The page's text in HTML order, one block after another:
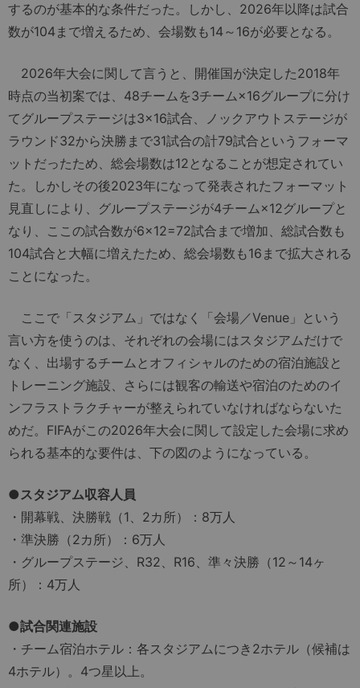
するのが基本的な条件だった。しかし、2026年以降は試合
数が104まで増えるため、会場数も14～16が必要となる。
2026年大会に関して言うと、開催国が決定した2018年
時点の当初案では、48チームを3チーム×16グループに分け
てグループステージは3×16試合、ノックアウトステージが
ラウンド32から決勝まで31試合の計79試合というフォーマ
ットだったため、総会場数は12となることが想定されてい
た。しかしその後2023年になって発表されたフォーマット
見直しにより、グループステージが4チーム×12グループと
なり、ここの試合数が6×12=72試合まで増加、総試合数も
104試合と大幅に増えたため、総会場数も16まで拡大される
ことになった。
ここで「スタジアム」ではなく「会場／Venue」という
言い方を使うのは、それぞれの会場にはスタジアムだけで
なく、出場するチームとオフィシャルのための宿泊施設と
トレーニング施設、さらには観客の輸送や宿泊のためのイ
ンフラストラクチャーが整えられていなければならないた
めだ。FIFAがこの2026年大会に関して設定した会場に求め
られる基本的な要件は、下の図のようになっている。
●スタジアム収容人員
・開幕戦、決勝戦（1、2カ所）：8万人
・準決勝（2カ所）：6万人
・グループステージ、R32、R16、準々決勝（12～14ヶ
所）：4万人
●試合関連施設
・チーム宿泊ホテル：各スタジアムにつき2ホテル（候補は
4ホテル）。4つ星以上。